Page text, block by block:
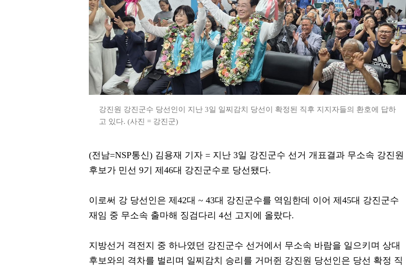
강진원 강진군수 당선인이 지난 3일 일찌감치 당선이 확정된 직후 지지자들의 환호에 답하
고 있다. (사진 = 강진군)
(전남=NSP통신) 김용재 기자 = 지난 3일 강진군수 선거 개표결과 무소속 강진원
후보가 민선 9기 제46대 강진군수로 당선됐다.
이로써 강 당선인은 제42대 ~ 43대 강진군수를 역임한데 이어 제45대 강진군수
재임 중 무소속 출마해 징검다리 4선 고지에 올랐다.
지방선거 격전지 중 하나였던 강진군수 선거에서 무소속 바람을 일으키며 상대
후보와의 격차를 벌리며 일찌감치 승리를 거머쥔 강진원 당선인은 당선 확정 직